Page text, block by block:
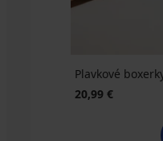
Plavkové
20,99 €